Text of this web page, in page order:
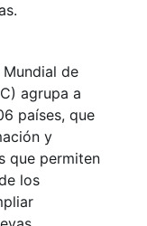
de
agrupa a
países, que
y
que permiten
los